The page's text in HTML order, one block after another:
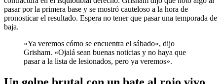
pasar por la primera base y se mostró cauteloso a la hora de
pronosticar el resultado. Espera no tener que pasar una temporada de
baja.
«Ya veremos cómo se encuentra el sábado», dijo
Grisham. «Ojalá sean buenas noticias y no haya que
pasar a la lista de lesionados, pero ya veremos».